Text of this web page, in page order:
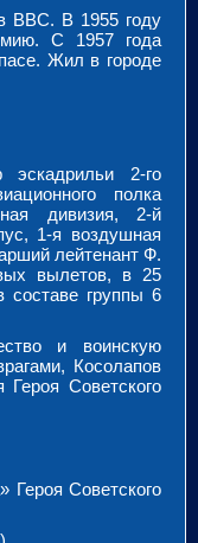
ВВС. В 1955 году
С 1957 года
Жил в городе
2-го
полка
дивизия, 2-й
1-я воздушная
лейтенант Ф.
вылетов, в 25
группы 6
и воинскую
Косолапов
Советского
Героя Советского